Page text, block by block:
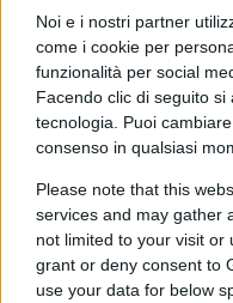
Noi e i nostri partner
come i cookie per
funzionalità per social
Facendo clic di seguito
tecnologia. Puoi
consenso in qualsiasi
Please note that this
services and may gather
not limited to your visit or
grant or deny consent to
use your data for below
tempi di Deng
mantenere un
democratico) fino al
senza alcuna
forza bruta la città-
di governo
Pechino dal lontano